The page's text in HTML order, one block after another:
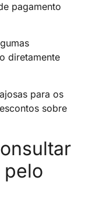
pagamento
diretamente
para os
sobre